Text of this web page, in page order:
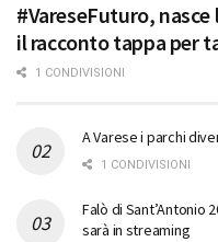
#VareseFuturo,
il racconto tappa per
1 CONDIVISIONI
A Varese i parchi
1 CONDIVISIONI
Falò di Sant’Antonio
sarà in streaming